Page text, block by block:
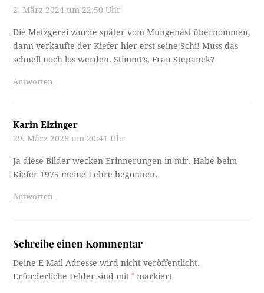
2. März 2024 um 22:50 Uhr
Die Metzgerei wurde später vom Mungenast übernommen,
dann verkaufte der Kiefer hier erst seine Schi! Muss das
schnell noch los werden. Stimmt’s, Frau Stepanek?
Antworten
Karin Elzinger
29. März 2026 um 20:41 Uhr
Ja diese Bilder wecken Erinnerungen in mir. Habe beim
Kiefer 1975 meine Lehre begonnen.
Antworten
Schreibe einen Kommentar
Deine E-Mail-Adresse wird nicht veröffentlicht.
Erforderliche Felder sind mit* markiert